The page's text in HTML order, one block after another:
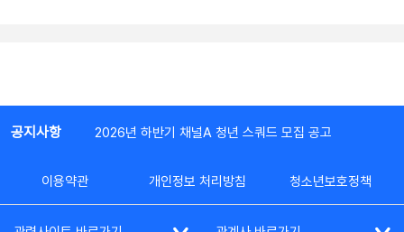
공지사항 2026년 하반기 채널A 청년 스쿼드 모집 공고
이용약관 개인정보 처리방침 청소년보호정책